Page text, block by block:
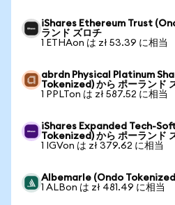
iShares Ethereum Trust
ランド ズロチ
1 ETHAon は zł 53.39 に相当
abrdn Physical Platinum
Tokenized) から ポーランド
1 PPLTon は zł 587.52 に相当
iShares Expanded Tech-
Tokenized) から ポーランド
1 IGVon は zł 379.62 に相当
Albemarle (Ondo
1 ALBon は zł 481.49 に相当